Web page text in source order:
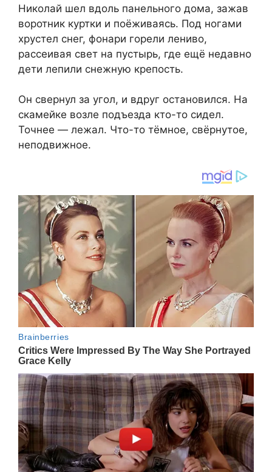
Николай шел вдоль панельного дома, зажав
воротник куртки и поёживаясь. Под ногами
хрустел снег, фонари горели лениво,
рассеивая свет на пустырь, где ещё недавно
дети лепили снежную крепость.
Он свернул за угол, и вдруг остановился. На
скамейке возле подъезда кто-то сидел.
Точнее — лежал. Что-то тёмное, свёрнутое,
неподвижное.